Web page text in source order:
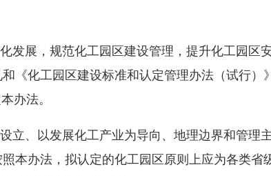
发展，规范化工园区建设管理，提升化工园区
《化工园区建设标准和认定管理办法（试行）》
定本办法。
立、以发展化工产业为导向、地理边界和管理
本办法，拟认定的化工园区原则上应为各类省